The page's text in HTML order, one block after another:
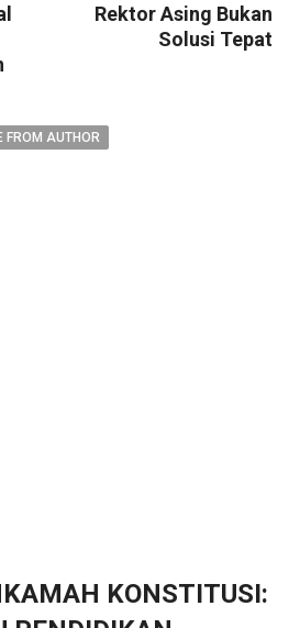
Rektor Asing Bukan
Solusi Tepat
FROM AUTHOR
KONSTITUSI: